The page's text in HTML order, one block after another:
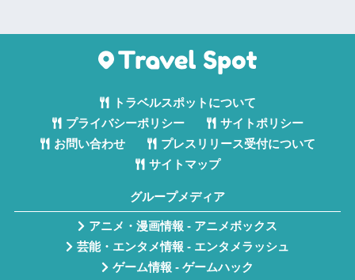
トラベルスポットについて
プライバシーポリシー
サイトポリシー
お問い合わせ
プレスリリース受付について
サイトマップ
グループメディア
アニメ・漫画情報 - アニメボックス
芸能・エンタメ情報 - エンタメラッシュ
ゲーム情報 - ゲームハック